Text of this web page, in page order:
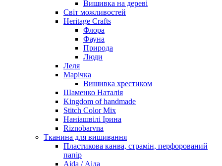
Вишивка на дереві
Світ можливостей
Heritage Crafts
Флора
Фауна
Природа
Люди
Леля
Марічка
Вишивка хрестиком
Шаменко Наталія
Kingdom of handmade
Stitch Color Mix
Наніашвілі Ірина
Riznobarvna
Тканина для вишивання
Пластикова канва, страмін, перфорований
папір
Aida / Аіда